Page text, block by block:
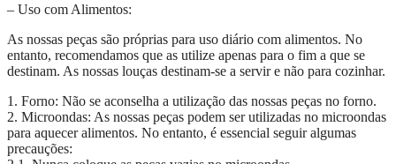
– Uso com Alimentos:
As nossas peças são próprias para uso diário com alimentos. No
entanto, recomendamos que as utilize apenas para o fim a que se
destinam. As nossas louças destinam-se a servir e não para cozinhar.
1. Forno: Não se aconselha a utilização das nossas peças no forno.
2. Microondas: As nossas peças podem ser utilizadas no microondas
para aquecer alimentos. No entanto, é essencial seguir algumas
precauções: